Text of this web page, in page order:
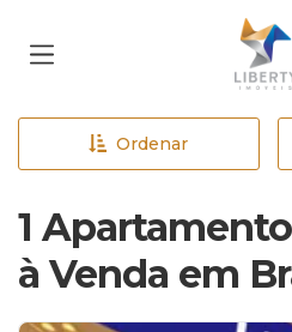
Ordenar
1
à Venda em